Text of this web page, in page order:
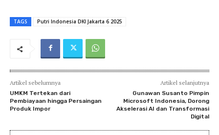
TAGS Putri Indonesia DKI Jakarta 6 2025
Artikel sebelumnya
UMKM Tertekan dari
Pembiayaan hingga Persaingan
Produk Impor
Artikel selanjutnya
Gunawan Susanto Pimpin
Microsoft Indonesia, Dorong
Akselerasi AI dan Transformasi
Digital